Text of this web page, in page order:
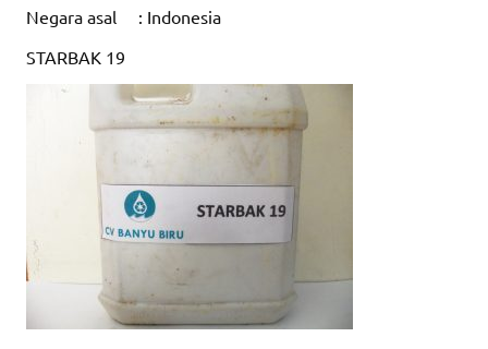
Negara asal : Indonesia
STARBAK 19